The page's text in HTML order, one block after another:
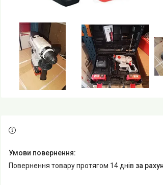
повернення товару протягом 14 днів за